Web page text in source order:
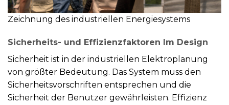
Zeichnung des industriellen Energiesystems
Sicherheits- und Effizienzfaktoren Im Design
Sicherheit ist in der industriellen Elektroplanung
von größter Bedeutung. Das System muss den
Sicherheitsvorschriften entsprechen und die
Sicherheit der Benutzer gewährleisten. Effizienz